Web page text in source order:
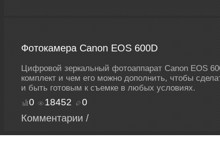
Фотокамера Canon EOS 600D
Цифровой зеркальный фотоаппарат Canon EOS
комплект и чем его можно дополнить, чтобы
и быть готовым к съемке в любых условиях.
0 18452 0
Комментарии /